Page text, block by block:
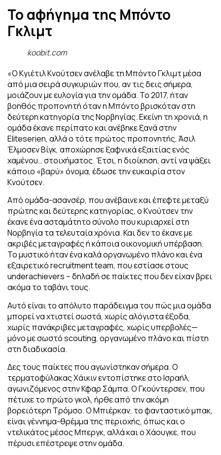
Το αφήγημα της Μπόντο
Γκλιμτ
koobit.com
«Ο Κγιέτιλ Κνούτσεν ανέλαβε τη Μπόντο Γκλιμτ μέσα
από μια σειρά συγκυριών που, αν τις δεις σήμερα,
μοιάζουν με ευλογία για την ομάδα. Το 2017, ήταν
βοηθός προπονητή όταν η Μπόντο βρισκόταν στη
δεύτερη κατηγορία της Νορβηγίας. Εκείνη τη χρονιά, η
ομάδα έκανε περίπατο και ανέβηκε ξανά στην
Eliteserien, αλλά ο τότε πρώτος προπονητής, Άσιλ
Έλμοσεν Βίγκ, αποχώρησε ξαφνικά εξαιτίας ενός
χαμένου… στοιχήματος. Έτσι, η διοίκηση, αντί να ψάξει
κάποιο «βαρύ» όνομα, έδωσε την ευκαιρία στον
Κνούτσεν.
Από ομάδα-ασανσέρ, που ανέβαινε και έπεφτε μεταξύ
πρώτης και δεύτερης κατηγορίας, ο Κνούτσεν την
έκανε ένα ασταμάτητο σύνολο που κυριαρχεί στη
Νορβηγία τα τελευταία χρόνια. Και δεν το έκανε με
ακριβές μεταγραφές ή κάποια οικονομική υπέρβαση.
Το μυστικό ήταν ένα καλά οργανωμένο πλάνο και ένα
εξαιρετικό recruitment team, που εστίασε στους
underachievers – δηλαδή σε παίκτες που δεν είχαν βρει
ακόμα το ταβάνι τους.
Αυτό είναι το απόλυτο παράδειγμα του πώς μια ομάδα
μπορεί να χτιστεί σωστά, χωρίς αλόγιστα έξοδα,
χωρίς πανάκριβες μεταγραφές, χωρίς υπερβολές—
μόνο με σωστό scouting, οργανωμένο πλάνο και πίστη
στη διαδικασία.
Δες τους παίκτες που αγωνίστηκαν σήμερα. Ο
τερματοφύλακας Χάικιν εντοπίστηκε στο Ισραήλ,
αγωνιζόμενος στην Κφαρ Σάμπα. Ο Γκούντερσεν, που
πέτυχε το πρώτο γκολ, ήρθε από την ακόμη
βορειότερη Τρόμσο. Ο Μπιέρκαν, το φανταστικό μπακ,
είναι γέννημα-θρέμμα της περιοχής, όπως και ο
ντελικάτος μέσος Μπεργκ, αλλά και ο Χάουγκε, που
πέρυσι επέστρεψε στην ομάδα.